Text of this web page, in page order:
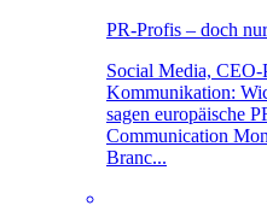
PR-Profis – doch
Social Media, CEO-
Kommunikation:
sagen europäische
Communication
Branc...